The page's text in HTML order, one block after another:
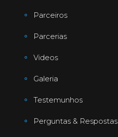
Parceiros
Parcerias
Videos
Galeria
Testemunhos
Perguntas & Respostas